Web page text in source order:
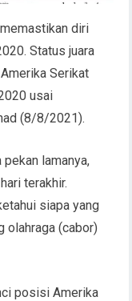
diri
Status juara
Serikat
usai
(8/8/2021).
lamanya,
terakhir.
siapa yang
olahraga (cabor)
posisi Amerika